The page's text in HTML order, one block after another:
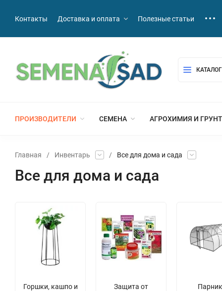
Контакты Доставка и оплата Полезные статьи
ПРОИЗВОДИТЕЛИ СЕМЕНА АГРОХИМИЯ И
Главная / Инвентарь / Все для дома и сада
Все для дома и сада
Горшки, кашпо и
Защита от